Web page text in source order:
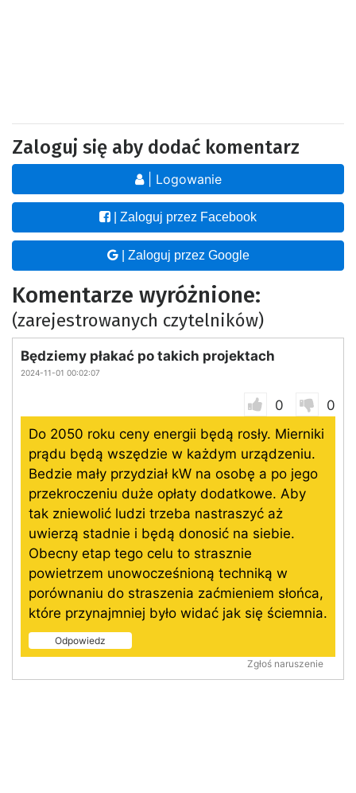
Zaloguj się aby dodać komentarz
| Logowanie
| Zaloguj przez Facebook
| Zaloguj przez Google
Komentarze wyróżnione:
(zarejestrowanych czytelników)
Będziemy płakać po takich projektach
2024-11-01 00:02:07
0
0
Do 2050 roku ceny energii będą rosły. Mierniki
prądu będą wszędzie w każdym urządzeniu.
Bedzie mały przydział kW na osobę a po jego
przekroczeniu duże opłaty dodatkowe. Aby
tak zniewolić ludzi trzeba nastraszyć aż
uwierzą stadnie i będą donosić na siebie.
Obecny etap tego celu to strasznie
powietrzem unowocześnioną techniką w
porównaniu do straszenia zaćmieniem słońca,
które przynajmniej było widać jak się ściemnia.
Odpowiedz
Zgłoś naruszenie